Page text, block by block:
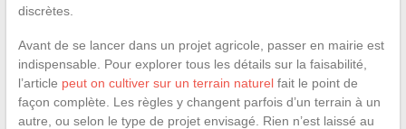
discrètes.
Avant de se lancer dans un projet agricole, passer en mairie est
indispensable. Pour explorer tous les détails sur la faisabilité,
l’article peut on cultiver sur un terrain naturelfait le point de
façon complète. Les règles y changent parfois d’un terrain à un
autre, ou selon le type de projet envisagé. Rien n’est laissé au